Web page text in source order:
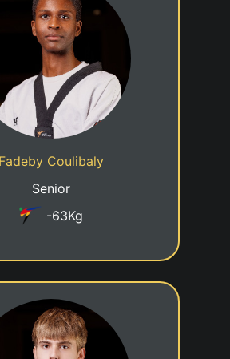
Fadeby Coulibaly
Senior
-63Kg
1er KUP
Date de naissance
- A4
1er POOM